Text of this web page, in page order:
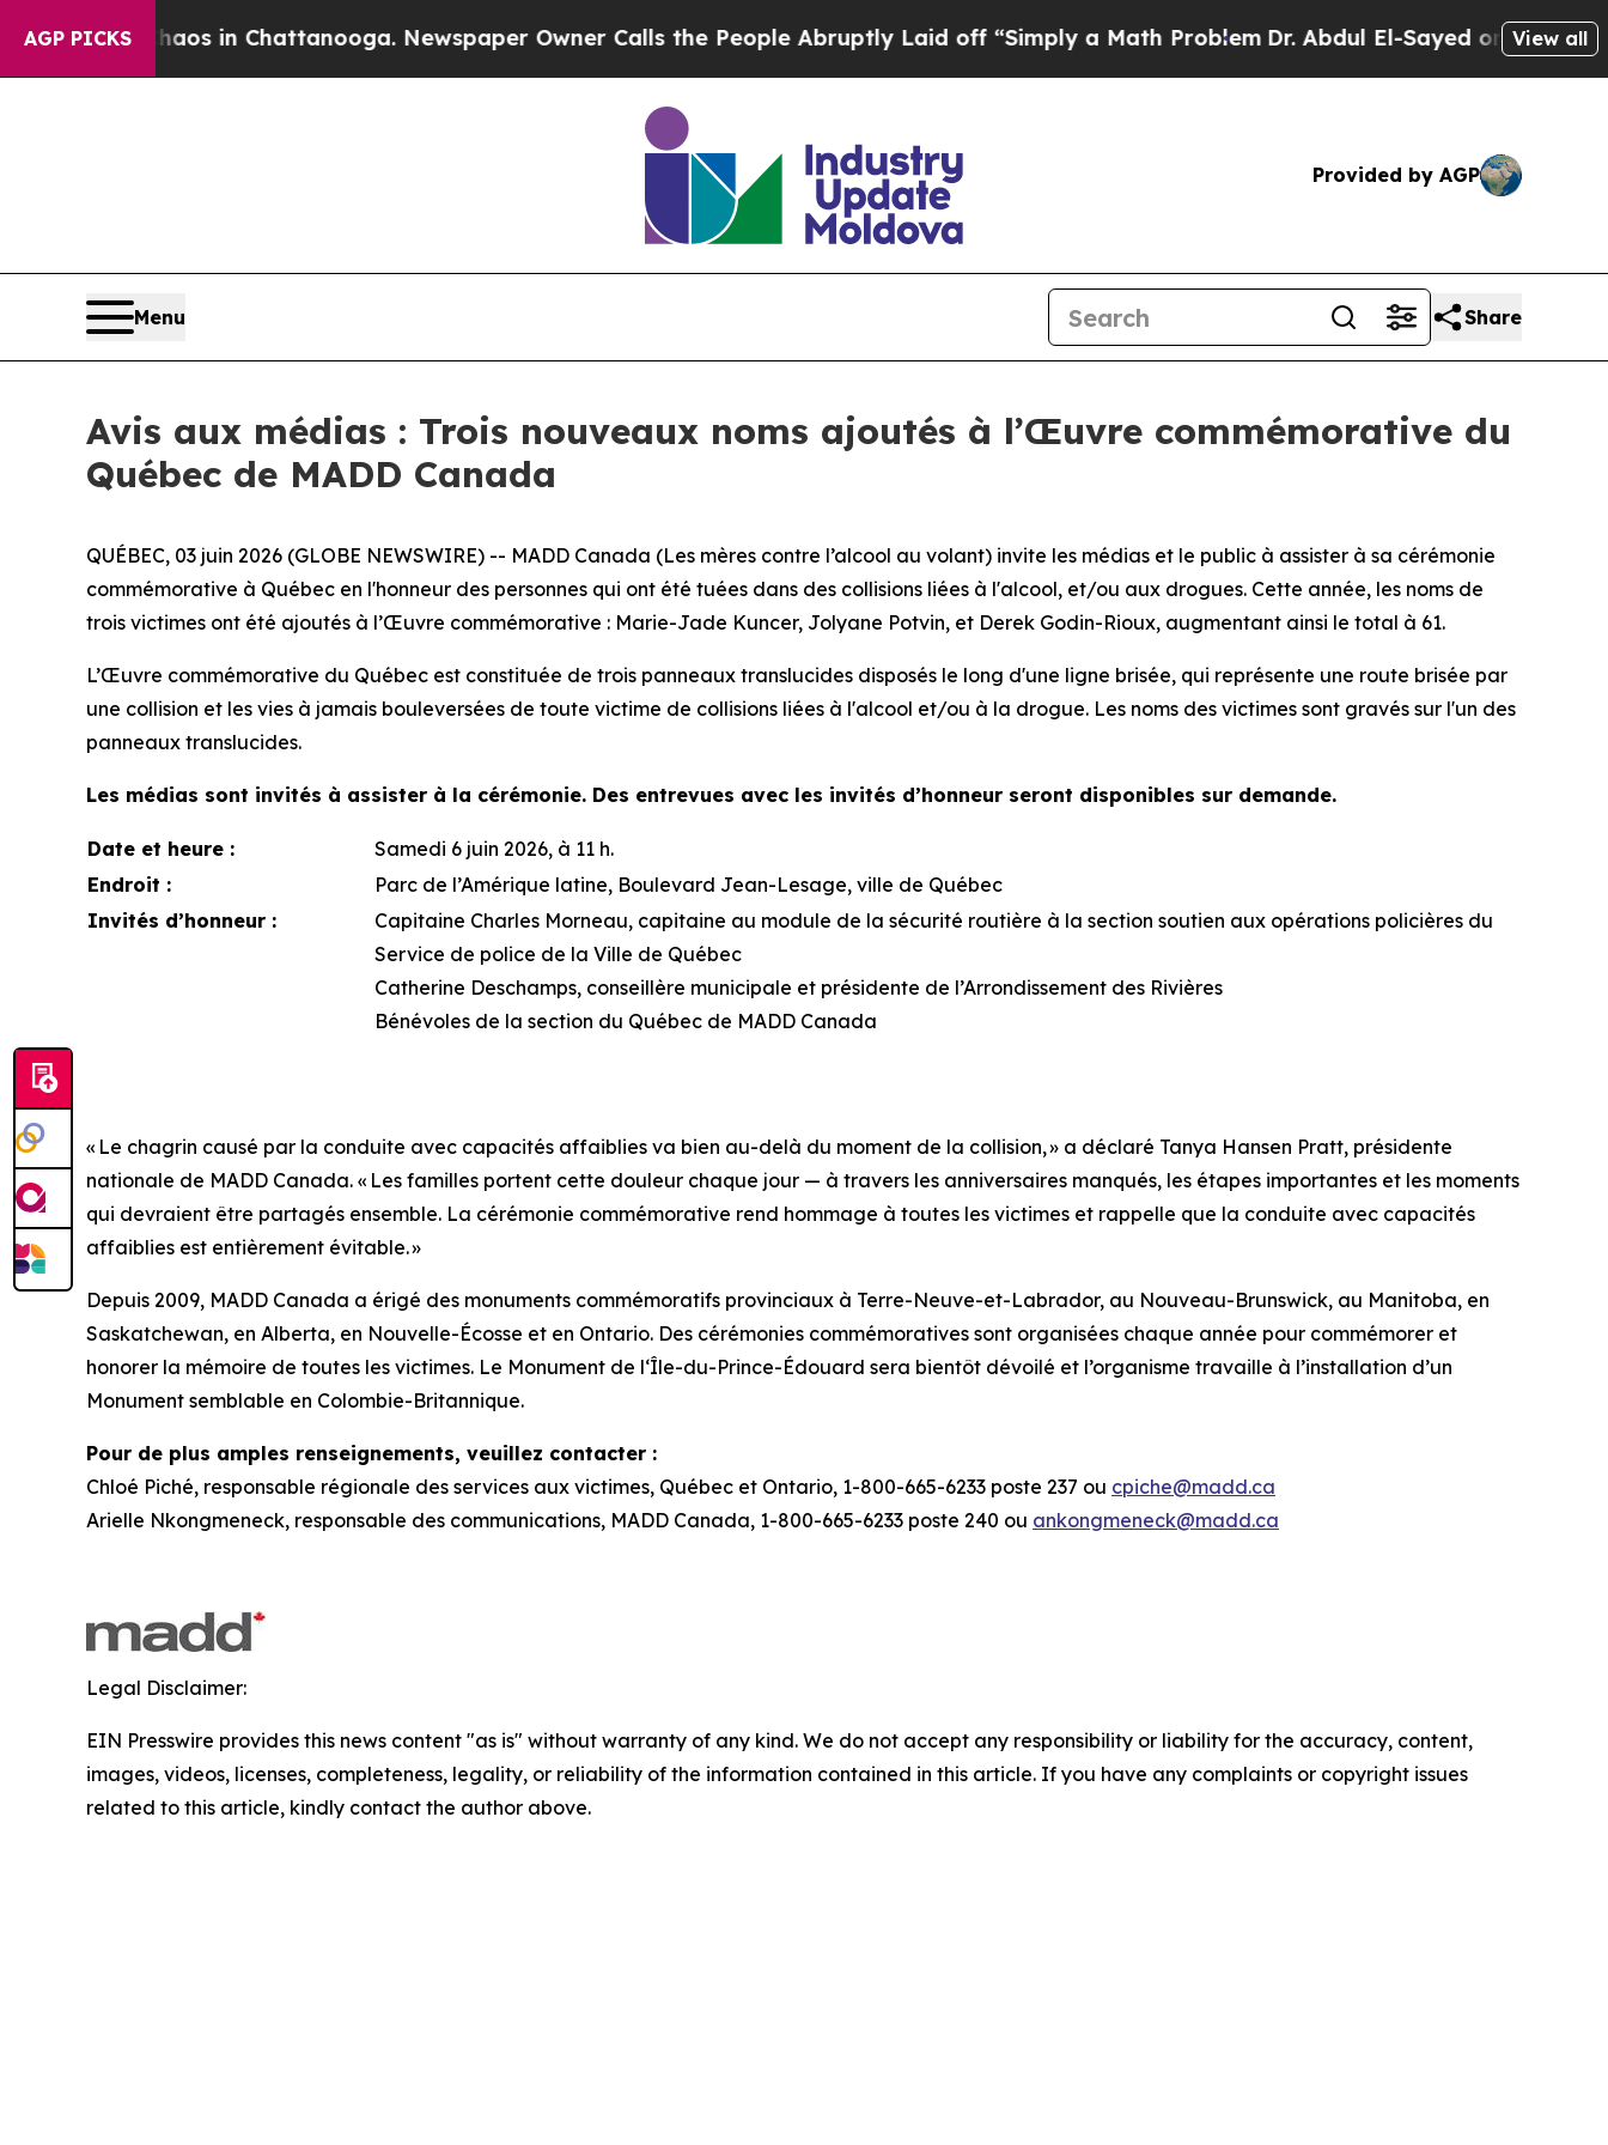
AGP PICKS
Chaos in Chattanooga. Newspaper Owner Calls the People Abruptly Laid off “Simply a Math ProblemDr. Abdul El-Sayed on HistoricView all
Provided by AGP
Menu Share
Avis aux médias : Trois nouveaux noms ajoutés à l’Œuvre commémorative du
Québec de MADD Canada
QUÉBEC, 03 juin 2026 (GLOBE NEWSWIRE) -- MADD Canada (Les mères contre l’alcool au volant) invite les médias et le public à assister à sa cérémonie
commémorative à Québec en l'honneur des personnes qui ont été tuées dans des collisions liées à l'alcool, et/ou aux drogues. Cette année, les noms de
trois victimes ont été ajoutés à l’Œuvre commémorative : Marie-Jade Kuncer, Jolyane Potvin, et Derek Godin-Rioux, augmentant ainsi le total à 61.
L’Œuvre commémorative du Québec est constituée de trois panneaux translucides disposés le long d'une ligne brisée, qui représente une route brisée par
une collision et les vies à jamais bouleversées de toute victime de collisions liées à l'alcool et/ou à la drogue. Les noms des victimes sont gravés sur l'un des
panneaux translucides.
Les médias sont invités à assister à la cérémonie. Des entrevues avec les invités d’honneur seront disponibles sur demande.
Date et heure :
Samedi 6 juin 2026, à 11 h.
Endroit :
Parc de l’Amérique latine, Boulevard Jean-Lesage, ville de Québec
Invités d’honneur :
Capitaine Charles Morneau, capitaine au module de la sécurité routière à la section soutien aux opérations policières du
Service de police de la Ville de Québec
Catherine Deschamps, conseillère municipale et présidente de l’Arrondissement des Rivières
Bénévoles de la section du Québec de MADD Canada
« Le chagrin causé par la conduite avec capacités affaiblies va bien au-delà du moment de la collision, » a déclaré Tanya Hansen Pratt, présidente
nationale de MADD Canada. « Les familles portent cette douleur chaque jour — à travers les anniversaires manqués, les étapes importantes et les moments
qui devraient être partagés ensemble. La cérémonie commémorative rend hommage à toutes les victimes et rappelle que la conduite avec capacités
affaiblies est entièrement évitable. »
Depuis 2009, MADD Canada a érigé des monuments commémoratifs provinciaux à Terre-Neuve-et-Labrador, au Nouveau-Brunswick, au Manitoba, en
Saskatchewan, en Alberta, en Nouvelle-Écosse et en Ontario. Des cérémonies commémoratives sont organisées chaque année pour commémorer et
honorer la mémoire de toutes les victimes. Le Monument de l‘Île-du-Prince-Édouard sera bientôt dévoilé et l’organisme travaille à l’installation d’un
Monument semblable en Colombie-Britannique.
Pour de plus amples renseignements, veuillez contacter :
Chloé Piché, responsable régionale des services aux victimes, Québec et Ontario, 1-800-665-6233 poste 237 ou cpiche@madd.ca
Arielle Nkongmeneck, responsable des communications, MADD Canada, 1-800-665-6233 poste 240 ou ankongmeneck@madd.ca
Legal Disclaimer:
EIN Presswire provides this news content "as is" without warranty of any kind. We do not accept any responsibility or liability for the accuracy, content,
images, videos, licenses, completeness, legality, or reliability of the information contained in this article. If you have any complaints or copyright issues
related to this article, kindly contact the author above.